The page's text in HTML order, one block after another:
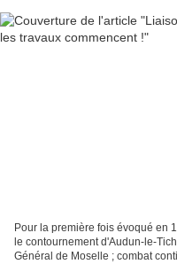
Pour la première fois évoqué en
le contournement d'Audun-le-
Général de Moselle ; combat